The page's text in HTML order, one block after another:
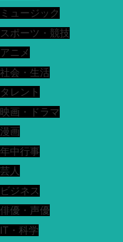
ミュージック
スポーツ・競技
アニメ
社会・生活
タレント
映画・ドラマ
漫画
年中行事
芸人
ビジネス
俳優・声優
IT・科学